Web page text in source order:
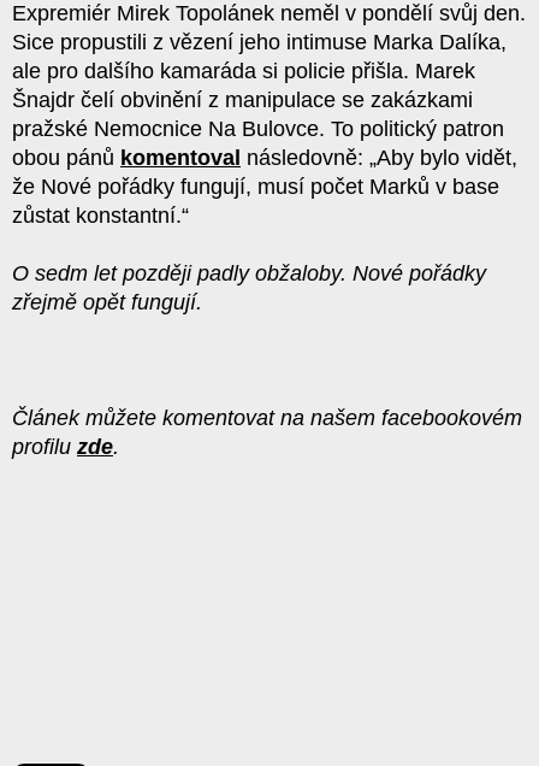
Expremiér Mirek Topolánek neměl v pondělí svůj den.
Sice propustili z vězení jeho intimuse Marka Dalíka,
ale pro dalšího kamaráda si policie přišla. Marek
Šnajdr čelí obvinění z manipulace se zakázkami
pražské Nemocnice Na Bulovce. To politický patron
obou pánů komentoval následovně: „Aby bylo vidět,
že Nové pořádky fungují, musí počet Marků v base
zůstat konstantní.“
O sedm let později padly obžaloby. Nové pořádky
zřejmě opět fungují.
Článek můžete komentovat na našem facebookovém
profilu zde.